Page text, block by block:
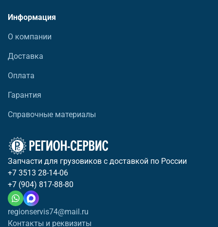
Информация
О компании
Доставка
Оплата
Гарантия
Справочные материалы
Запчасти для грузовиков с доставкой по России
+7 3513 28-14-06
+7 (904) 817-88-80
regionservis74@mail.ru
Контакты и реквизиты